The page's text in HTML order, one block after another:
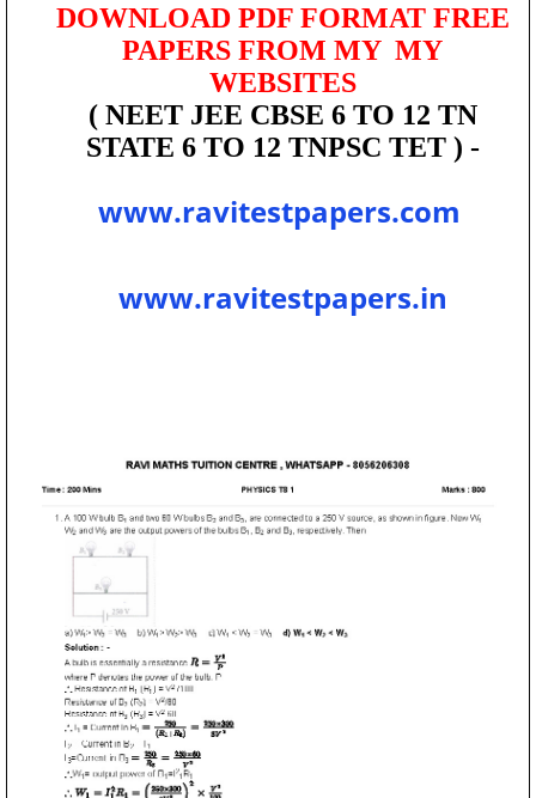
DOWNLOAD PDF FORMAT FREE
PAPERS FROM MY MY
WEBSITES
( NEET JEE CBSE 6 TO 12 TN
STATE 6 TO 12 TNPSC TET ) -
www.ravitestpapers.com
www.ravitestpapers.in